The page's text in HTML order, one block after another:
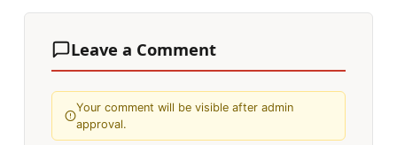
Leave a Comment
Your comment will be visible after admin
approval.